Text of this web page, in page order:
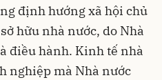
định hướng xã hội chủ
hữu nhà nước, do Nhà
điều hành. Kinh tế nhà
nghiệp mà Nhà nước